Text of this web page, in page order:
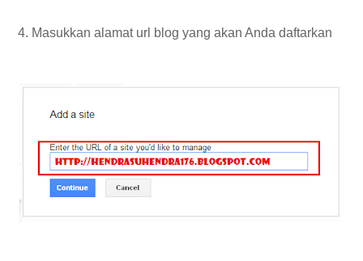
4. Masukkan alamat url blog yang akan Anda daftarkan